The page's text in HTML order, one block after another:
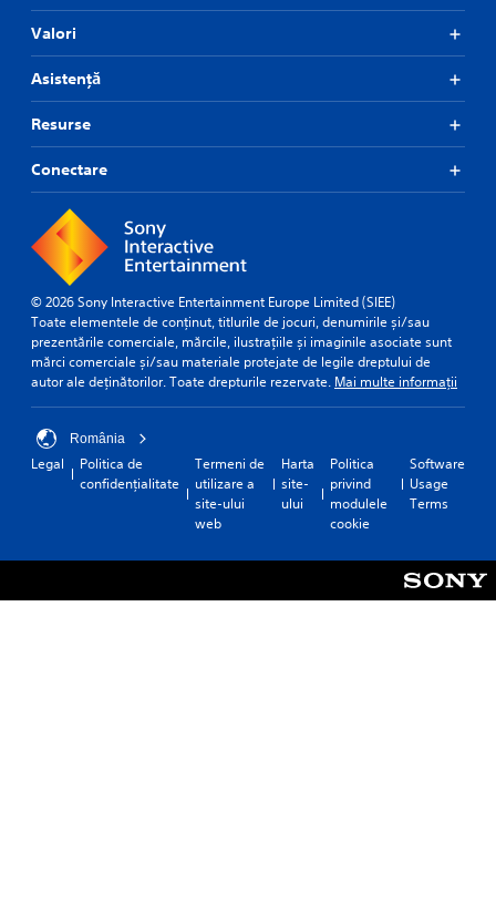
Valori
Asistență
Resurse
Conectare
© 2026 Sony Interactive Entertainment Europe Limited (SIEE)
Toate elementele de conținut, titlurile de jocuri, denumirile și/sau
prezentările comerciale, mărcile, ilustrațiile și imaginile asociate sunt
mărci comerciale și/sau materiale protejate de legile dreptului de
autor ale deținătorilor. Toate drepturile rezervate. Mai multe informații
România
Legal
Politica de
confidențialitate
Termeni de
utilizare a
site-ului
web
Harta
site-
ului
Politica
privind
modulele
cookie
Software
Usage
Terms